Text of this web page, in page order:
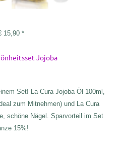
15,90 *
Jojoba
Set! La Cura Jojoba Öl 100ml,
zum Mitnehmen) und La Cura
schöne Nägel. Sparvorteil im Set
15%!